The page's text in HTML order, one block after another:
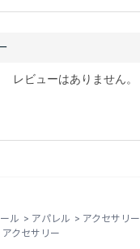
レビューはありません。
ル > アパレル > アクセサリー
アクセサリー